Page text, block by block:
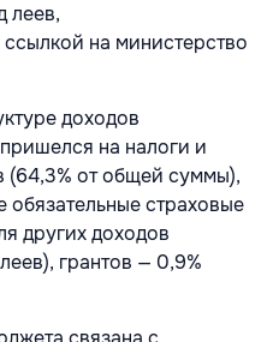
леев,
ссылкой на министерство
доходов
на налоги и
от общей суммы),
обязательные страховые
других доходов
грантов — 0,9%